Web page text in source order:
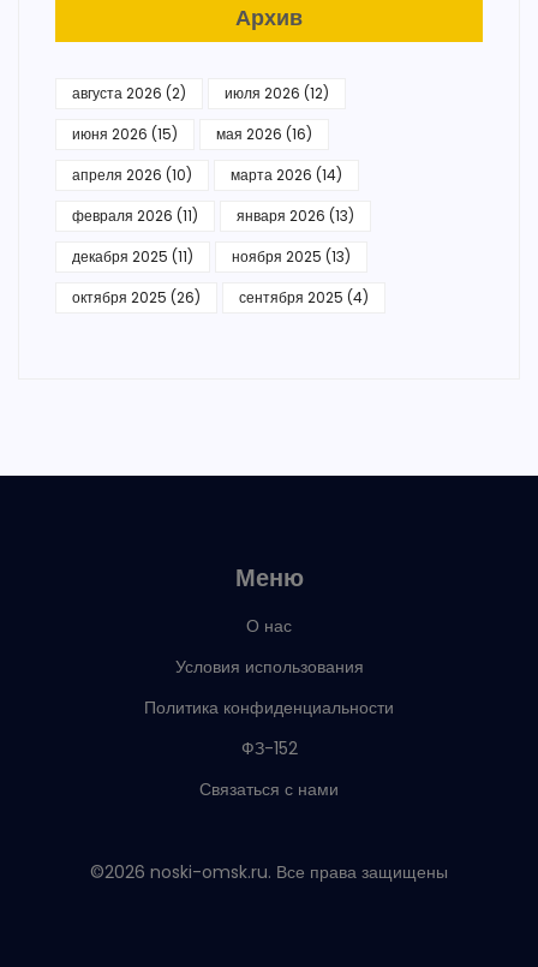
Архив
августа 2026 (2) июля 2026 (12)
июня 2026 (15) мая 2026 (16)
апреля 2026 (10) марта 2026 (14)
февраля 2026 (11) января 2026 (13)
декабря 2025 (11) ноября 2025 (13)
октября 2025 (26) сентября 2025 (4)
Меню
О нас
Условия использования
Политика конфиденциальности
ФЗ-152
Связаться с нами
©2026 noski-omsk.ru. Все права защищены